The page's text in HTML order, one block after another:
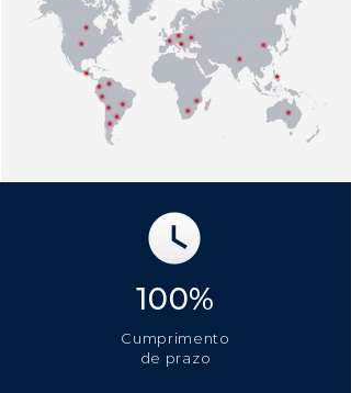
100%
Cumprimento
de prazo